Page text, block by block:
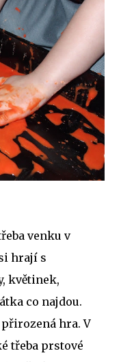
venku v
hrají s
květinek,
co najdou.
hra. V
třeba prstové